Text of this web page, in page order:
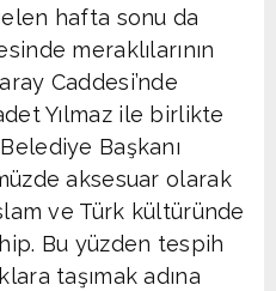
hafta sonu da
meraklılarının
Caddesi’nde
Yılmaz ile birlikte
Başkanı
aksesuar olarak
ve Türk kültüründe
Bu yüzden tespih
taşımak adına